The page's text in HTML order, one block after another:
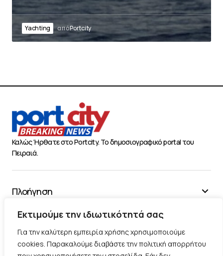
Εκτιμούμε την ιδιωτικότητά σας
Για την καλύτερη εμπειρία χρήσης χρησιμοποιούμε
cookies. Παρακαλούμε διαβάστε την πολιτική απορρήτου
Yachting απόPortcity
Καλώς Ήρθατε στο Portcity. Το δημοσιογραφικό portal του
Πειραιά.
Πλοήγηση
Χρήσιμα
Διάφορα